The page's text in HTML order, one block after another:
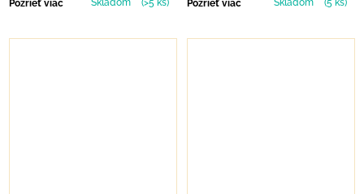
Pozrieť viac Skladom (>5 ks) Pozrieť viac Skladom (5 ks)